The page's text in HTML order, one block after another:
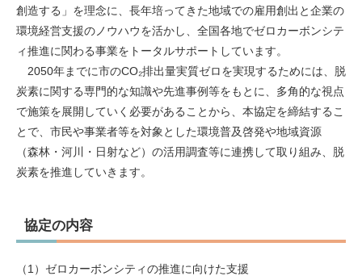
創造する」を理念に、長年培ってきた地域での雇用創出と企業の
環境経営支援のノウハウを活かし、全国各地でゼロカーボンシテ
ィ推進に関わる事業をトータルサポートしています。
2050年までに市のCO₂排出量実質ゼロを実現するためには、脱
炭素に関する専門的な知識や先進事例等をもとに、多角的な視点
で施策を展開していく必要があることから、本協定を締結するこ
とで、市民や事業者等を対象とした環境普及啓発や地域資源
（森林・河川・日射など）の活用調査等に連携して取り組み、脱
炭素を推進していきます。
協定の内容
（1）ゼロカーボンシティの推進に向けた支援